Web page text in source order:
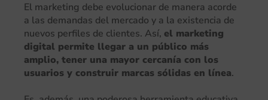
El marketing debe evolucionar de manera acorde
a las demandas del mercado y a la existencia de
nuevos perfiles de clientes. Así, el marketing
digital permite llegar a un público más
amplio, tener una mayor cercanía con los
usuarios y construir marcas sólidas en línea.